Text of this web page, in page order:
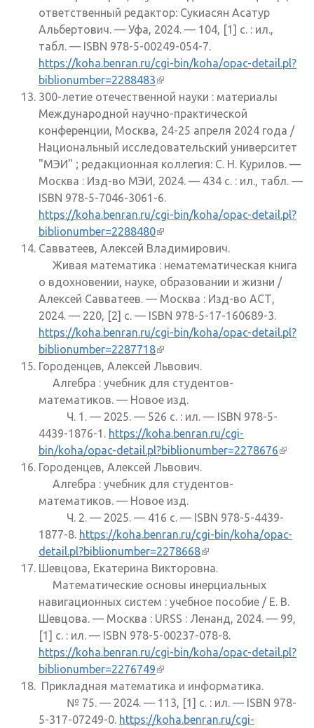
ответственный редактор: Сукиасян Асатур
Альбертович. — Уфа, 2024. — 104, [1] с. : ил.,
табл. — ISBN 978-5-00249-054-7.
https://koha.benran.ru/cgi-bin/koha/opac-detail.pl?
biblionumber=2288483(внешняя ссылка)
300-летие отечественной науки : материалы
Международной научно-практической
конференции, Москва, 24-25 апреля 2024 года /
Национальный исследовательский университет
"МЭИ" ; редакционная коллегия: С. Н. Курилов. —
Москва : Изд-во МЭИ, 2024. — 434 с. : ил., табл. —
ISBN 978-5-7046-3061-6.
https://koha.benran.ru/cgi-bin/koha/opac-detail.pl?
biblionumber=2288480(внешняя ссылка)
Савватеев, Алексей Владимирович.
Живая математика : нематематическая книга
о вдохновении, науке, образовании и жизни /
Алексей Савватеев. — Москва : Изд-во АСТ,
2024. — 220, [2] с. — ISBN 978-5-17-160689-3.
https://koha.benran.ru/cgi-bin/koha/opac-detail.pl?
biblionumber=2287718(внешняя ссылка)
Городенцев, Алексей Львович.
Алгебра : учебник для студентов-
математиков. — Новое изд.
Ч. 1. — 2025. — 526 с. : ил. — ISBN 978-5-
4439-1876-1. https://koha.benran.ru/cgi-
bin/koha/opac-detail.pl?biblionumber=2278676
Городенцев, Алексей Львович.
Алгебра : учебник для студентов-
математиков. — Новое изд.
Ч. 2. — 2025. — 416 с. — ISBN 978-5-4439-
1877-8. https://koha.benran.ru/cgi-bin/koha/opac-
detail.pl?biblionumber=2278668(внешняя ссылка)
Шевцова, Екатерина Викторовна.
Математические основы инерциальных
навигационных систем : учебное пособие / Е. В.
Шевцова. — Москва : URSS : Ленанд, 2024. — 99,
[1] с. : ил. — ISBN 978-5-00237-078-8.
https://koha.benran.ru/cgi-bin/koha/opac-detail.pl?
biblionumber=2276749(внешняя ссылка)
Прикладная математика и информатика.
№ 75. — 2024. — 113, [1] с. : ил. — ISBN 978-
5-317-07249-0. https://koha.benran.ru/cgi-